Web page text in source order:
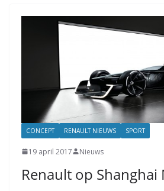
CONCEPT RENAULT NIEUWS SPORT
19 april 2017 Nieuws
Renault op